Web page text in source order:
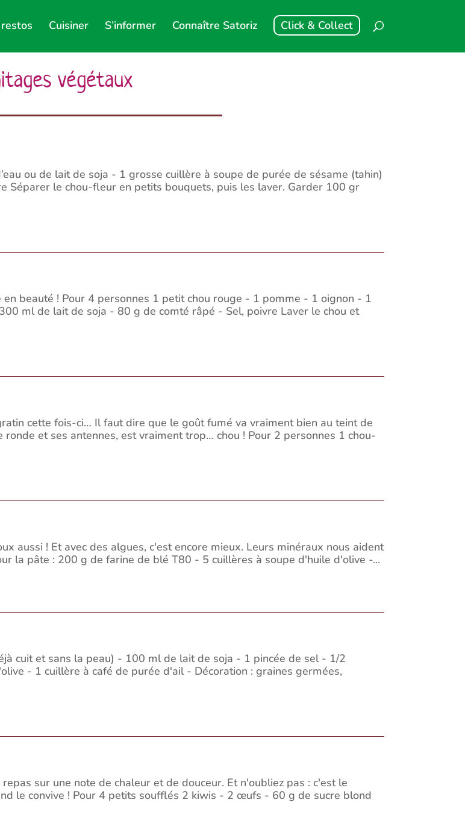
Cuisiner S’informer Connaître Satoriz Click & Collect
végétaux
ou de lait de soja - 1 grosse cuillère à soupe de purée de sésame (tahin)
Séparer le chou-fleur en petits bouquets, puis les laver. Garder 100 gr
beauté ! Pour 4 personnes 1 petit chou rouge - 1 pomme - 1 oignon - 1
ml de lait de soja - 80 g de comté râpé - Sel, poivre Laver le chou et
cette fois-ci… Il faut dire que le goût fumé va vraiment bien au teint de
et ses antennes, est vraiment trop… chou ! Pour 2 personnes 1 chou-
aussi ! Et avec des algues, c'est encore mieux. Leurs minéraux nous aident
la pâte : 200 g de farine de blé T80 - 5 cuillères à soupe d'huile d'olive -...
cuit et sans la peau) - 100 ml de lait de soja - 1 pincée de sel - 1/2
- 1 cuillère à café de purée d'ail - Décoration : graines germées,
sur une note de chaleur et de douceur. Et n'oubliez pas : c'est le
le convive ! Pour 4 petits soufflés 2 kiwis - 2 œufs - 60 g de sucre blond